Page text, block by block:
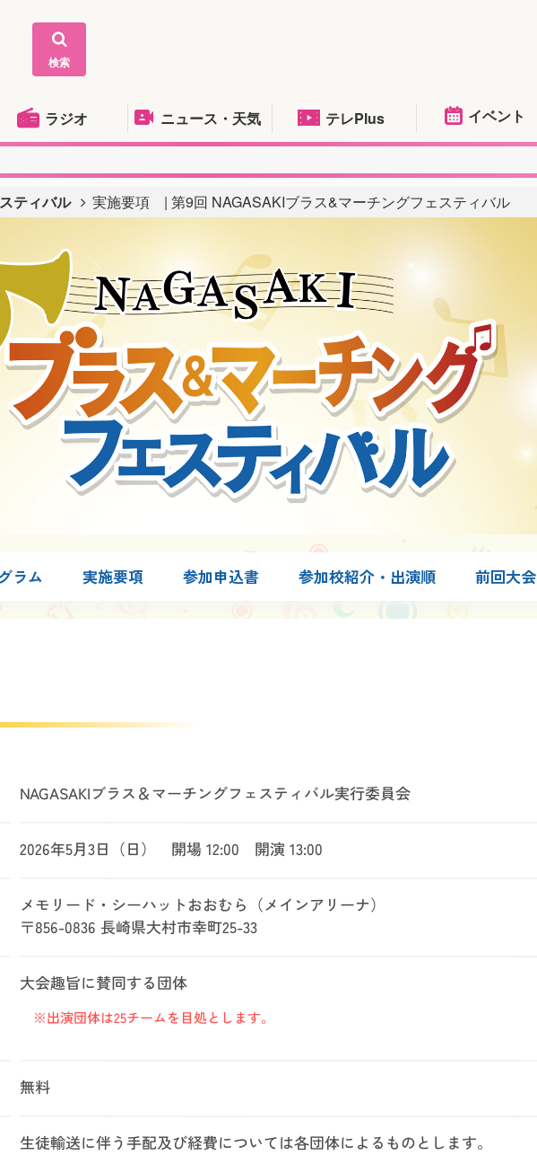
検索
ラジオ ニュース・天気 テレPlus イベント
ティバル 実施要項 | 第9回 NAGASAKIブラス&マーチングフェスティバル
ラム 実施要項 参加申込書 参加校紹介・出演順 前回大会
NAGASAKIブラス＆マーチングフェスティバル実行委員会
2026年5月3日（日） 開場 12:00 開演 13:00
メモリード・シーハットおおむら （メインアリーナ）
〒856-0836長崎県大村市幸町25-33
大会趣旨に賛同する団体
※出演団体は25チームを目処とします。
無料
生徒輸送に伴う手配及び経費については各団体によるものとします。